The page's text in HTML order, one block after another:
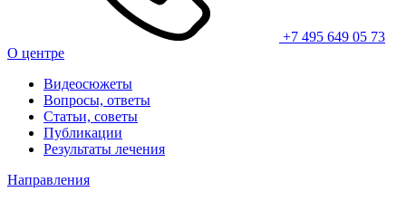
+7 495 649 05 73
О центре
Видеосюжеты
Вопросы, ответы
Статьи, советы
Публикации
Результаты лечения
Направления